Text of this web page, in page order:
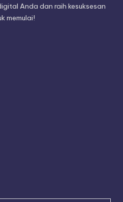
Anda dan raih kesuksesan
memulai!